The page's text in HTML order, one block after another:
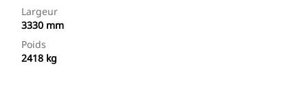
Largeur
3330 mm
Poids
2418 kg